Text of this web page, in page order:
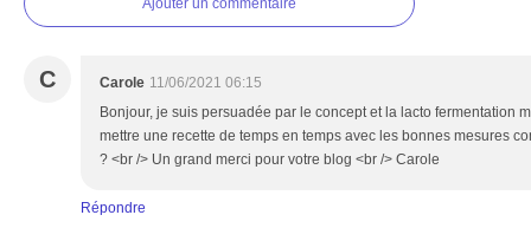
Ajouter un commentaire
C Carole 11/06/2021 06:15
Bonjour, je suis persuadée par le concept et la lacto fermentation
mettre une recette de temps en temps avec les bonnes mesures
? <br /> Un grand merci pour votre blog <br /> Carole
Répondre